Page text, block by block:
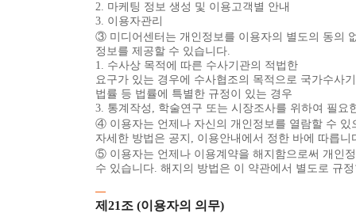
2. 마케팅 정보 생성 및 이용고객별 안내
3. 이용자관리
③ 미디어센터는 개인정보를 이용자의 별도의 동의
정보를 제공할 수 있습니다.
1. 수사상 목적에 따른 수사기관의 적법한
요구가 있는 경우에 수사협조의 목적으로 국가수사
법률 등 법률에 특별한 규정이 있는 경우
3. 통계작성, 학술연구 또는 시장조사를 위하여 필
④ 이용자는 언제나 자신의 개인정보를 열람할 수 있
자세한 방법은 공지, 이용안내에서 정한 바에 따릅니
⑤ 이용자는 언제나 이용계약을 해지함으로써 개인
수 있습니다. 해지의 방법은 이 약관에서 별도로 규
제21조 (이용자의 의무)